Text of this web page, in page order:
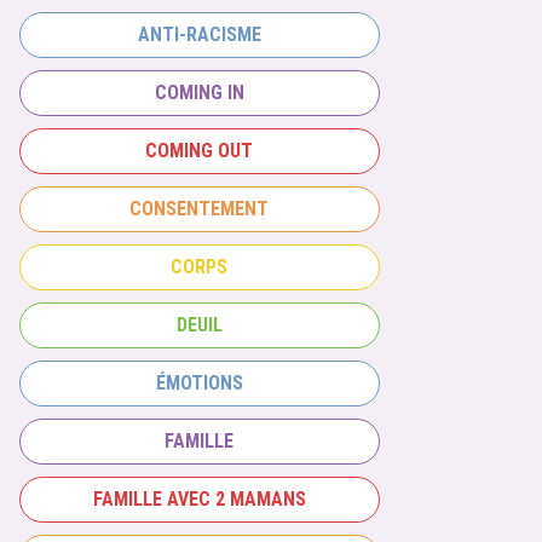
ANTI-RACISME
COMING IN
COMING OUT
CONSENTEMENT
CORPS
DEUIL
ÉMOTIONS
FAMILLE
FAMILLE AVEC 2 MAMANS